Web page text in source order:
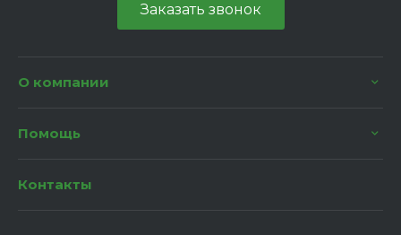
Заказать звонок
О компании
Помощь
Контакты